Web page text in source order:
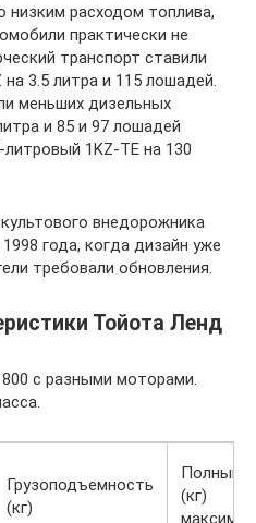
низким расходом топлива,
практически не
транспорт ставили
на 3.5 литра и 115 лошадей.
меньших дизельных
и 85 и 97 лошадей
1KZ-TE на 130
внедорожника
года, когда дизайн уже
требовали обновления.
Тойота Ленд
c разными моторами.
Грузоподъемность
(кг)
Полный
(кг)